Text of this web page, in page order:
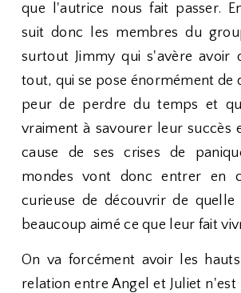
que l'autrice nous fait passer.
suit donc les membres du
surtout Jimmy qui s'avère avoir
tout, qui se pose énormément de
peur de perdre du temps et
vraiment à savourer leur succès
cause de ses crises de
mondes vont donc entrer en
curieuse de découvrir de quelle
beaucoup aimé ce que leur fait
On va forcément avoir les
relation entre Angel et Juliet n'est